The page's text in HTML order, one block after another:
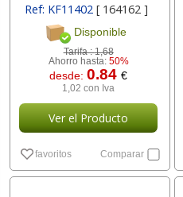
Ref: KF11402 [ 164162 ]
Disponible
Tarifa :1,68
Ahorro hasta: 50%
desde:0.84€
1,02 con Iva
Ver el Producto
favoritos Comparar